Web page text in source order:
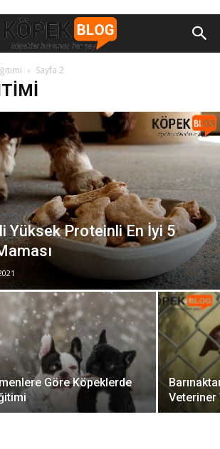
Sayfa 2
Yüksek Proteinli En İyi 5
Göre Köpeklerde
Veteriner